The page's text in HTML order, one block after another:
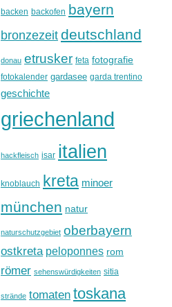
backen backofen bayern
bronzezeit deutschland
donau etrusker feta fotografie
fotokalender gardasee garda trentino
geschichte
griechenland
hackfleisch isar italien
knoblauch kreta minoer
münchen natur
naturschutzgebiet oberbayern
ostkreta peloponnes rom
römer sehenswürdigkeiten sitia
strände tomaten toskana